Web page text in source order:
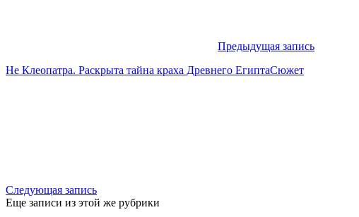
Предыдущая запись
Не Клеопатра. Раскрыта тайна краха Древнего ЕгиптаСюжет
Следующая запись
Еще записи из этой же рубрики